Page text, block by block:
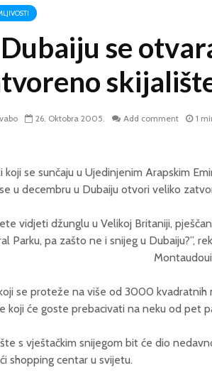
se
26. Oktobra 2005. Add comment 1
koji se sunčaju u Ujedinjenim Arapskim
u decembru u Dubaiju otvori veliko
vidjeti džunglu u Velikoj Britaniji,
Parku, pa zašto ne i snijeg u Dubaiju?”,
se proteže na više od 3000 kvadratnih
koji će goste prebacivati na neku od pet
s vještačkim snijegom bit će dio
shopping centar u svijetu.